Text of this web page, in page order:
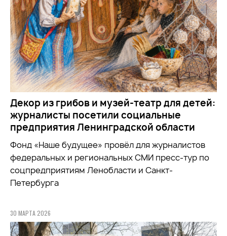
Декор из грибов и музей-театр для детей:
журналисты посетили социальные
предприятия Ленинградской области
Фонд «Наше будущее» провёл для журналистов
федеральных и региональных СМИ пресс-тур по
соцпредприятиям Ленобласти и Санкт-
Петербурга
30 МАРТА 2026